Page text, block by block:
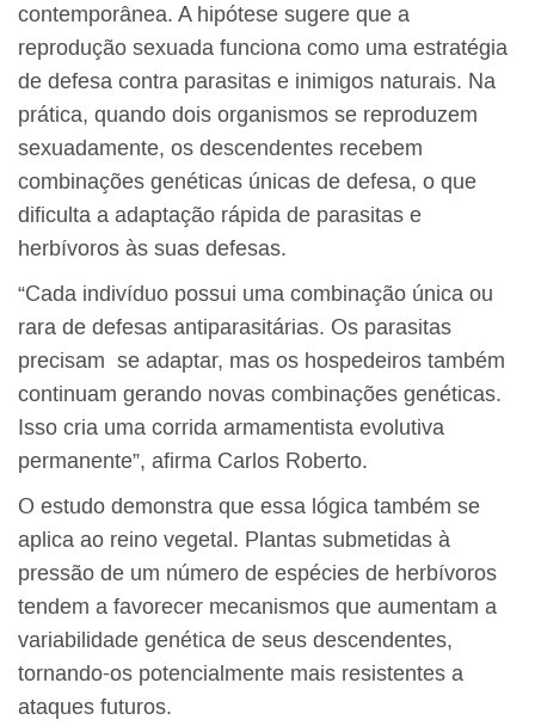
contemporânea. A hipótese sugere que a
reprodução sexuada funciona como uma estratégia
de defesa contra parasitas e inimigos naturais. Na
prática, quando dois organismos se reproduzem
sexuadamente, os descendentes recebem
combinações genéticas únicas de defesa, o que
dificulta a adaptação rápida de parasitas e
herbívoros às suas defesas.
“Cada indivíduo possui uma combinação única ou
rara de defesas antiparasitárias. Os parasitas
precisam se adaptar, mas os hospedeiros também
continuam gerando novas combinações genéticas.
Isso cria uma corrida armamentista evolutiva
permanente”, afirma Carlos Roberto.
O estudo demonstra que essa lógica também se
aplica ao reino vegetal. Plantas submetidas à
pressão de um número de espécies de herbívoros
tendem a favorecer mecanismos que aumentam a
variabilidade genética de seus descendentes,
tornando-os potencialmente mais resistentes a
ataques futuros.